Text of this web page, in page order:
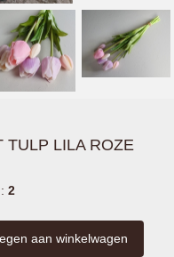
TULP LILA ROZE
2